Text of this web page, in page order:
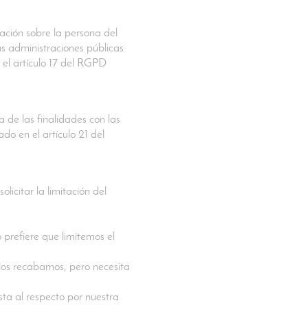
sobre la persona del
administraciones públicas
artículo 17 del RGPD
de las finalidades con las
en el artículo 21 del
la limitación del
que limitemos el
recabamos, pero necesita
al respecto por nuestra